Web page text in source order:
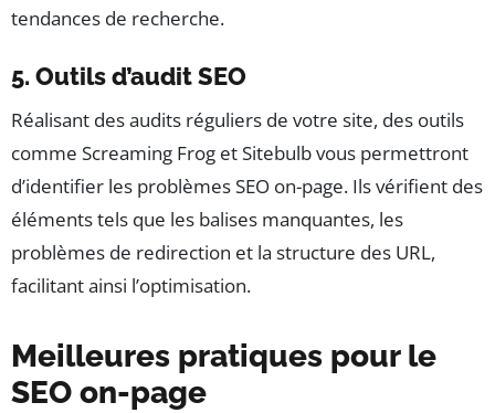
tendances de recherche.
5. Outils d’audit SEO
Réalisant des audits réguliers de votre site, des outils
comme Screaming Frog et Sitebulb vous permettront
d’identifier les problèmes SEO on-page. Ils vérifient des
éléments tels que les balises manquantes, les
problèmes de redirection et la structure des URL,
facilitant ainsi l’optimisation.
Meilleures pratiques pour le
SEO on-page